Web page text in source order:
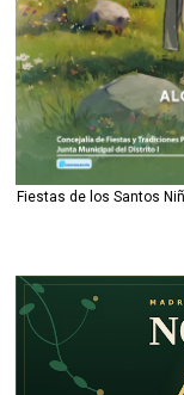
Fiestas de los Santos